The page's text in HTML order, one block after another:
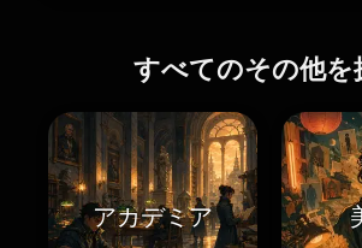
すべてのその他を
アカデミア